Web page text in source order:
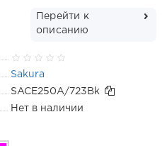
Перейти к
описанию
Sakura
SACE250A/723Bk
Нет в наличии